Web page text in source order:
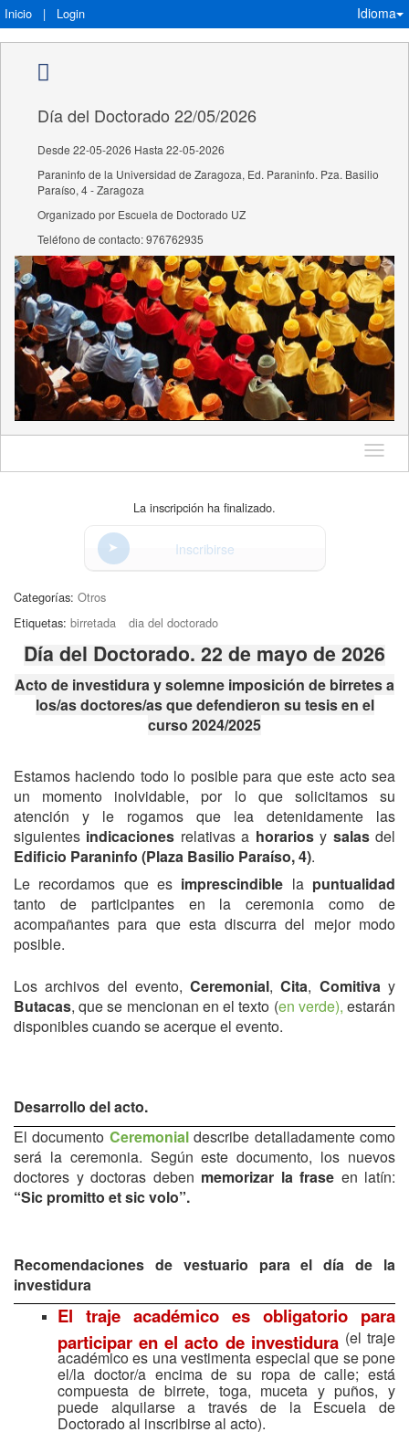
Inicio | Login Idioma
Día del Doctorado 22/05/2026
Desde 22-05-2026 Hasta 22-05-2026
Paraninfo de la Universidad de Zaragoza, Ed. Paraninfo. Pza. Basilio
Paraíso, 4 - Zaragoza
Organizado por Escuela de Doctorado UZ
Teléfono de contacto: 976762935
Idioma
La inscripción ha finalizado.
Inscribirse
Categorías: Otros
Etiquetas: birretada dia del doctorado
Día del Doctorado. 22 de mayo de 2026
Acto de investidura y solemne imposición de birretes a
los/as doctores/as que defendieron su tesis en el
curso 2024/2025
Estamos haciendo todo lo posible para que este acto sea
un momento inolvidable, por lo que solicitamos su
atención y le rogamos que lea detenidamente las
siguientes indicaciones relativas a horariosy salasdel
Edificio Paraninfo (Plaza Basilio Paraíso, 4).
Le recordamos que es imprescindible la puntualidad
tanto de participantes en la ceremonia como de
acompañantes para que esta discurra del mejor modo
posible.
Los archivos del evento,Ceremonial,Cita, Comitivay
Butacas, que se mencionan en el texto (en verde), estarán
disponibles cuando se acerque el evento.
Desarrollo del acto.
El documento Ceremonialdescribe detalladamente como
será la ceremonia. Según este documento, los nuevos
doctores y doctoras deben memorizar la frase en latín:
“Sic promitto et sic volo”.
Recomendaciones de vestuario para el día de la
investidura
El traje académico es obligatorio para
participar en el acto de investidura (el traje
académico es una vestimenta especial que se pone
el/la doctor/a encima de su ropa de calle; está
compuesta de birrete, toga, muceta y puños, y
puede alquilarse a través de la Escuela de
Doctorado al inscribirse al acto).